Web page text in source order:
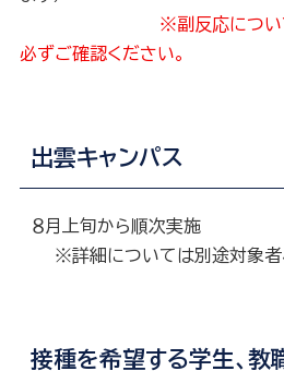
※副反応につい
必ずご確認ください。
出雲キャンパス
８月上旬から順次実施
※詳細については別途対象者へ
接種を希望する学生、教